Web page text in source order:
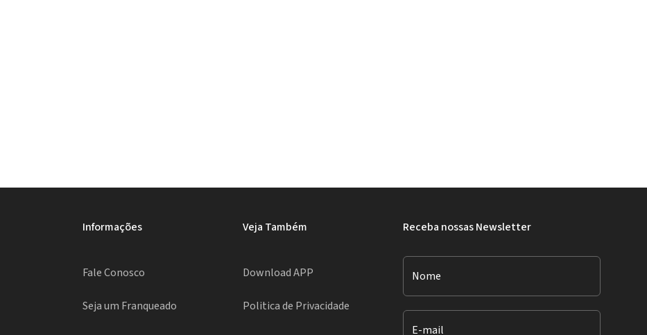
Informações
Fale Conosco
Seja um Franqueado
Veja Também
Download APP
Politica de Privacidade
Receba nossas Newsletter
Nome
E-mail